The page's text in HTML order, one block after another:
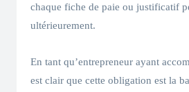
chaque fiche de paie ou justificatif
ultérieurement.
En tant qu’entrepreneur ayant
est clair que cette obligation est la